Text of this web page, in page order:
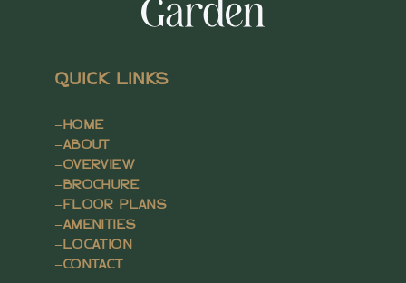
QUICK LINKS
– HOME
–ABOUT
–OVERVIEW
– BROCHURE
– FLOOR PLANS
–AMENITIES
– LOCATION
–CONTACT